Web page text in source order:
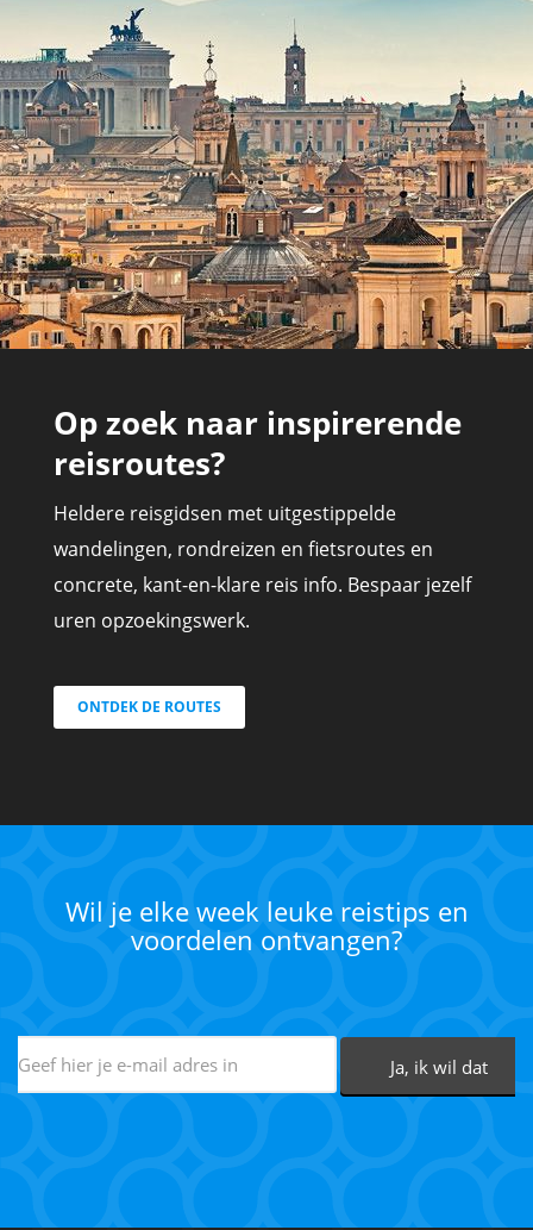
Op zoek naar inspirerende
reisroutes?
Heldere reisgidsen met uitgestippelde
wandelingen, rondreizen en fietsroutes en
concrete, kant-en-klare reis info. Bespaar jezelf
uren opzoekingswerk.
ONTDEK DE ROUTES
Wil je elke week leuke reistips en
voordelen ontvangen?